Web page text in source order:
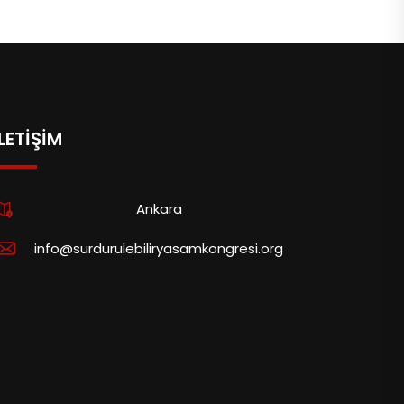
Ankara
info@surdurulebiliryasamkongresi.org